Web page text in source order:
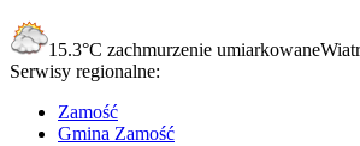
15.3°C zachmurzenie umiarkowane
Serwisy regionalne:
Zamość
Gmina Zamość